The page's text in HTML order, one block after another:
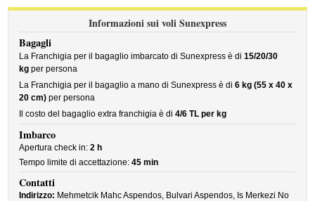
Informazioni sui voli Sunexpress
Bagagli
La Franchigia per il bagaglio imbarcato di Sunexpress è di15/20/30
kg per persona
La Franchigia per il bagaglio a mano di Sunexpress è di6 kg (55 x 40 x
20 cm) per persona
Il costo del bagaglio extra franchigia è di4/6 TL per kg
Imbarco
Apertura check in:2 h
Tempo limite di accettazione:45 min
Contatti
Indirizzo: Mehmetcik Mahc Aspendos, Bulvari Aspendos, Is Merkezi No